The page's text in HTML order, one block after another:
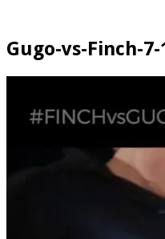
Gugo-vs-Finch-7-